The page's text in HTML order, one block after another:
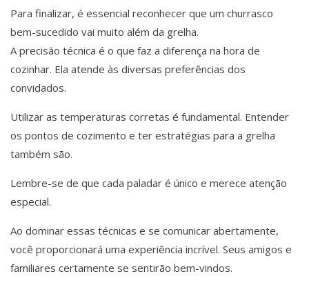
Para finalizar, é essencial reconhecer que um churrasco
bem-sucedido vai muito além da grelha.
A precisão técnica é o que faz a diferença na hora de
cozinhar. Ela atende às diversas preferências dos
convidados.
Utilizar as temperaturas corretas é fundamental. Entender
os pontos de cozimento e ter estratégias para a grelha
também são.
Lembre-se de que cada paladar é único e merece atenção
especial.
Ao dominar essas técnicas e se comunicar abertamente,
você proporcionará uma experiência incrível. Seus amigos e
familiares certamente se sentirão bem-vindos.